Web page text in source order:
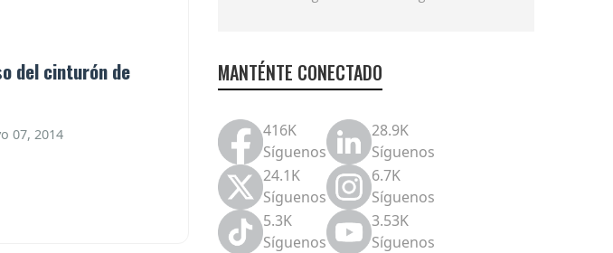
del cinturón de
07, 2014
MANTÉNTE CONECTADO
416K
Síguenos
28.9K
Síguenos
24.1K
Síguenos
6.7K
Síguenos
5.3K
Síguenos
3.53K
Síguenos